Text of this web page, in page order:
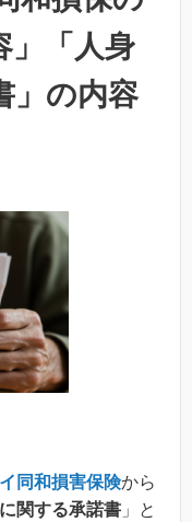
」「人身
」の内容
同和損害保険から
関する承諾書 」と